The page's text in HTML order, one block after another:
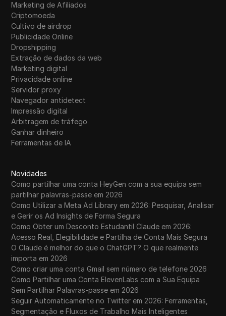
Marketing de Afiliados
Criptomoeda
Cultivo de airdrop
Publicidade Online
Dropshipping
Extração de dados da web
Marketing digital
Privacidade online
Servidor proxy
Navegador antidetect
Impressão digital
Arbitragem de tráfego
Ganhar dinheiro
Ferramentas de IA
Novidades
Como partilhar uma conta HeyGen com a sua equipa sem
partilhar palavras-passe em 2026
Como Utilizar a Meta Ad Library em 2026: Pesquisar, Analisar
e Gerir os Ad Insights de Forma Segura
Como Obter um Desconto Estudantil Claude em 2026:
Acesso Real, Elegibilidade e Partilha de Conta Mais Segura
O Claude é melhor do que o ChatGPT? O que realmente
importa em 2026
Como criar uma conta Gmail sem número de telefone 2026
Como Partilhar uma Conta ElevenLabs com a Sua Equipa
Sem Partilhar Palavras-passe em 2026
Seguir Automaticamente no Twitter em 2026: Ferramentas,
Segmentação e Fluxos de Trabalho Mais Inteligentes